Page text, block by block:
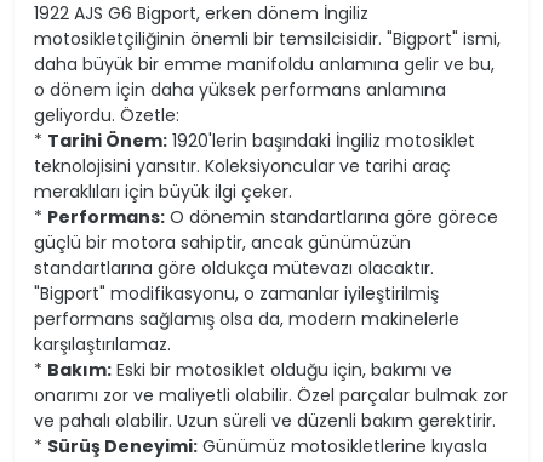
1922 AJS G6 Bigport, erken dönem İngiliz
motosikletçiliğinin önemli bir temsilcisidir. "Bigport" ismi,
daha büyük bir emme manifoldu anlamına gelir ve bu,
o dönem için daha yüksek performans anlamına
geliyordu. Özetle:
* Tarihi Önem: 1920'lerin başındaki İngiliz motosiklet
teknolojisini yansıtır. Koleksiyoncular ve tarihi araç
meraklıları için büyük ilgi çeker.
* Performans: O dönemin standartlarına göre görece
güçlü bir motora sahiptir, ancak günümüzün
standartlarına göre oldukça mütevazı olacaktır.
"Bigport" modifikasyonu, o zamanlar iyileştirilmiş
performans sağlamış olsa da, modern makinelerle
karşılaştırılamaz.
* Bakım: Eski bir motosiklet olduğu için, bakımı ve
onarımı zor ve maliyetli olabilir. Özel parçalar bulmak zor
ve pahalı olabilir. Uzun süreli ve düzenli bakım gerektirir.
* Sürüş Deneyimi: Günümüz motosikletlerine kıyasla